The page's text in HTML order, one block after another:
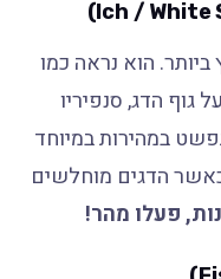
הוא נראה כמו
גוף הדג, סנפיריו
במהירות במיוחד
הדגים מוחלשים
פעלו מהר!